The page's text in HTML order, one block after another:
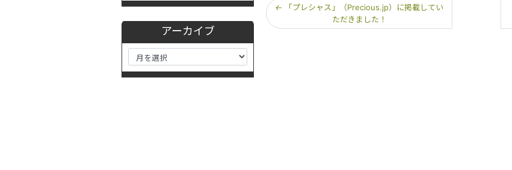
アーカイブ
← 「プレシャス」（Precious.jp）に掲載してい
ただきました！